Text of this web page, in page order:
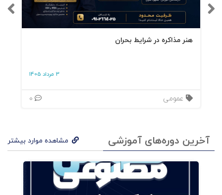
هنر مذاکره در شرایط بحران
3 مرداد 1405
عمومی
آخرین دوره‌های آموزشی مشاهده موارد بیشتر